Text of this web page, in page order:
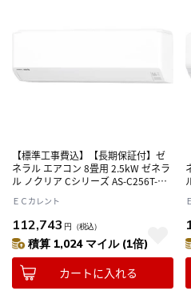
【標準工事費込】【長期保証付】ゼ
ネラル エアコン 8畳用 2.5kW ゼネラ
ル ノクリア Cシリーズ AS-C256T-W
ＥＣカレント
112,743 円 （税込）
積算 1,024 マイル (1倍)
カートに入れる